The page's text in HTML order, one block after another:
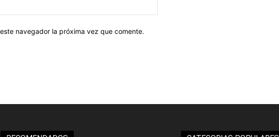
navegador la próxima vez que comente.